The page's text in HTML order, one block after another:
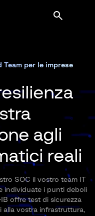
per le imprese
agli
reali
SOC il vostro team IT
individuate i punti deboli
offre test di sicurezza
alla vostra infrastruttura,